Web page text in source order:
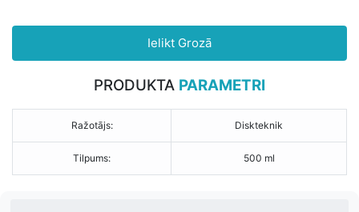
Ielikt Grozā
PRODUKTA PARAMETRI
Ražotājs: Diskteknik
Tilpums: 500 ml